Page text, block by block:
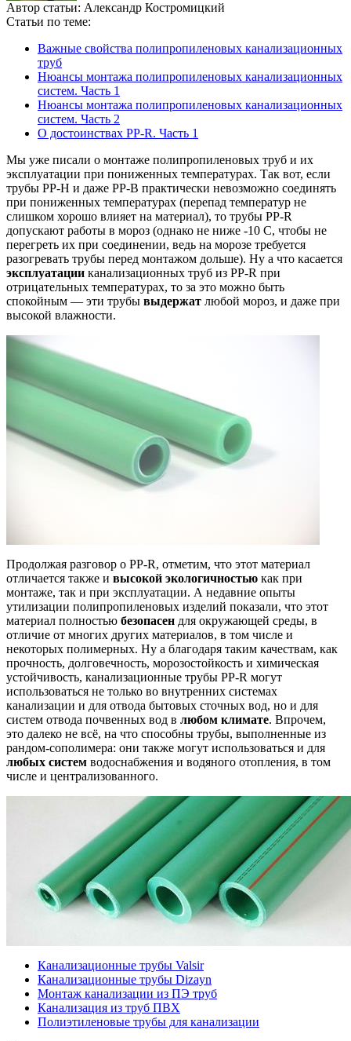
Автор статьи: Александр Костромицкий
Статьи по теме:
Важные свойства полипропиленовых канализационных
труб
Нюансы монтажа полипропиленовых канализационных
систем. Часть 1
Нюансы монтажа полипропиленовых канализационных
систем. Часть 2
О достоинствах PP-R. Часть 1
Мы уже писали о монтаже полипропиленовых труб и их
эксплуатации при пониженных температурах. Так вот, если
трубы PP-H и даже PP-B практически невозможно соединять
при пониженных температурах (перепад температур не
слишком хорошо влияет на материал), то трубы PP-R
допускают работы в мороз (однако не ниже -10 С, чтобы не
перегреть их при соединении, ведь на морозе требуется
разогревать трубы перед монтажом дольше). Ну а что касается
эксплуатации канализационных труб из PP-R при
отрицательных температурах, то за это можно быть
спокойным — эти трубы выдержат любой мороз, и даже при
высокой влажности.
Продолжая разговор о PP-R, отметим, что этот материал
отличается также и высокой экологичностью как при
монтаже, так и при эксплуатации. А недавние опыты
утилизации полипропиленовых изделий показали, что этот
материал полностью безопасен для окружающей среды, в
отличие от многих других материалов, в том числе и
некоторых полимерных. Ну а благодаря таким качествам, как
прочность, долговечность, морозостойкость и химическая
устойчивость, канализационные трубы PP-R могут
использоваться не только во внутренних системах
канализации и для отвода бытовых сточных вод, но и для
систем отвода почвенных вод в любом климате. Впрочем,
это далеко не всё, на что способны трубы, выполненные из
рандом-сополимера: они также могут использоваться и для
любых систем водоснабжения и водяного отопления, в том
числе и централизованного.
Канализационные трубы Valsir
Канализационные трубы Dizayn
Монтаж канализации из ПЭ труб
Канализация из труб ПВХ
Полиэтиленовые трубы для канализации